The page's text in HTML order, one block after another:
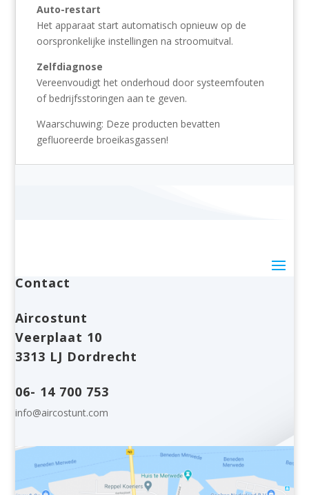
Auto-restart
Het apparaat start automatisch opnieuw op de
oorspronkelijke instellingen na stroomuitval.
Zelfdiagnose
Vereenvoudigt het onderhoud door systeemfouten
of bedrijfsstoringen aan te geven.
Waarschuwing: Deze producten bevatten
gefluoreerde broeikasgassen!
Contact
Aircostunt
Veerplaat 10
3313 LJ Dordrecht
06- 14 700 753
info@aircostunt.com